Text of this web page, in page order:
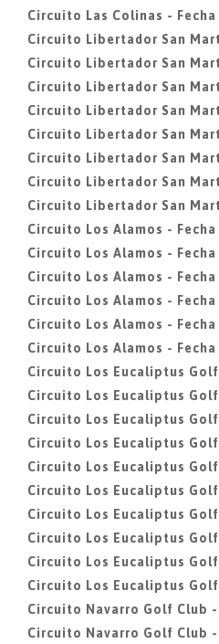
Circuito Las Colinas - Fecha
Circuito Libertador San
Circuito Libertador San
Circuito Libertador San
Circuito Libertador San
Circuito Libertador San
Circuito Libertador San
Circuito Libertador San
Circuito Libertador San
Circuito Los Alamos - Fecha
Circuito Los Alamos - Fecha
Circuito Los Alamos - Fecha
Circuito Los Alamos - Fecha
Circuito Los Alamos - Fecha
Circuito Los Alamos - Fecha
Circuito Los Eucaliptus Golf
Circuito Los Eucaliptus Golf
Circuito Los Eucaliptus Golf
Circuito Los Eucaliptus Golf
Circuito Los Eucaliptus Golf
Circuito Los Eucaliptus Golf
Circuito Los Eucaliptus Golf
Circuito Los Eucaliptus Golf
Circuito Los Eucaliptus Golf
Circuito Los Eucaliptus Golf
Circuito Navarro Golf Club -
Circuito Navarro Golf Club -